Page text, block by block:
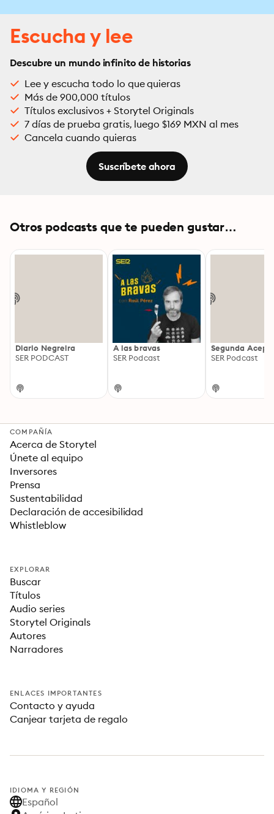
Escucha y lee
Descubre un mundo infinito de historias
Lee y escucha todo lo que quieras
Más de 900,000 títulos
Títulos exclusivos + Storytel Originals
7 días de prueba gratis, luego $169 MXN al mes
Cancela cuando quieras
Suscríbete ahora
Otros podcasts que te pueden gustar…
Diario Negreira
SER PODCAST
A las bravas
SER Podcast
Segunda
SER Podcast
COMPAÑÍA
Acerca de Storytel
Únete al equipo
Inversores
Prensa
Sustentabilidad
Declaración de accesibilidad
Whistleblow
EXPLORAR
Buscar
Títulos
Audio series
Storytel Originals
Autores
Narradores
ENLACES IMPORTANTES
Contacto y ayuda
Canjear tarjeta de regalo
IDIOMA Y REGIÓN
Español